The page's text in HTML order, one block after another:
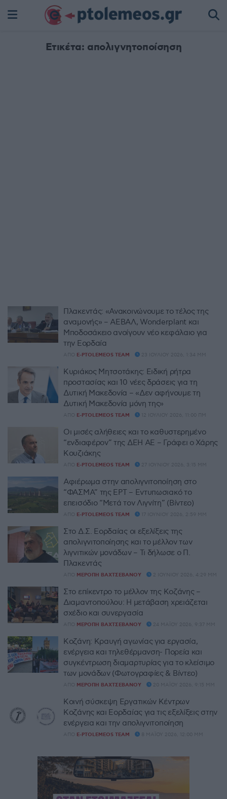
Ετικέτα: απολιγνητοποίσηση
Πλακεντάς: «Ανακοινώνουμε το τέλος της
αναμονής» – ΑΕΒΑΛ, Wonderplant και
Μποδοσάκειο ανοίγουν νέο κεφάλαιο για
την Εορδαία
ΑΠΌ E-PTOLEMEOS TEAM 23 ΙΟΥΛΊΟΥ 2026, 1:34 ΜΜ
Κυριάκος Μητσοτάκης: Ειδική ρήτρα
προστασίας και 10 νέες δράσεις για τη
Δυτική Μακεδονία – «Δεν αφήνουμε τη
Δυτική Μακεδονία μόνη της»
ΑΠΌ E-PTOLEMEOS TEAM 12 ΙΟΥΛΊΟΥ 2026, 11:00 ΠΜ
Οι μισές αλήθειες και το καθυστερημένο
“ενδιαφέρον” της ΔΕΗ ΑΕ – Γράφει ο Χάρης
Κουζιάκης
ΑΠΌ E-PTOLEMEOS TEAM 27 ΙΟΥΝΊΟΥ 2026, 3:15 ΜΜ
Αφιέρωμα στην απολιγνιτοποίηση στο
“ΦΑΣΜΑ” της ΕΡΤ – Εντυπωσιακό το
επεισόδιο “Μετά τον Λιγνίτη” (Βίντεο)
ΑΠΌ E-PTOLEMEOS TEAM 17 ΙΟΥΝΊΟΥ 2026, 2:59 ΜΜ
Στο Δ.Σ. Εορδαίας οι εξελίξεις της
απολιγνιτοποίησης και το μέλλον των
λιγνιτικών μονάδων – Τι δήλωσε ο Π.
Πλακεντάς
ΑΠΌ ΜΕΡΌΠΗ ΒΑΧΤΣΕΒΆΝΟΥ 2 ΙΟΥΝΊΟΥ 2026, 4:29 ΜΜ
Στο επίκεντρο το μέλλον της Κοζάνης –
Διαμαντοπούλου: Η μετάβαση χρειάζεται
σχέδιο και συνεργασία
ΑΠΌ ΜΕΡΌΠΗ ΒΑΧΤΣΕΒΆΝΟΥ 24 ΜΑΪ́ΟΥ 2026, 9:37 ΜΜ
Κοζάνη: Κραυγή αγωνίας για εργασία,
ενέργεια και τηλεθέρμανση- Πορεία και
συγκέντρωση διαμαρτυρίας για το κλείσιμο
των μονάδων (Φωτογραφίες & Βίντεο)
ΑΠΌ ΜΕΡΌΠΗ ΒΑΧΤΣΕΒΆΝΟΥ 20 ΜΑΪ́ΟΥ 2026, 9:15 ΜΜ
Κοινή σύσκεψη Εργατικών Κέντρων
Κοζάνης και Εορδαίας για τις εξελίξεις στην
ενέργεια και την απολιγνιτοποίηση
ΑΠΌ E-PTOLEMEOS TEAM 8 ΜΑΪ́ΟΥ 2026, 12:00 ΜΜ